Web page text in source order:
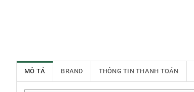
MÔ TẢ BRAND THÔNG TIN THANH TOÁN